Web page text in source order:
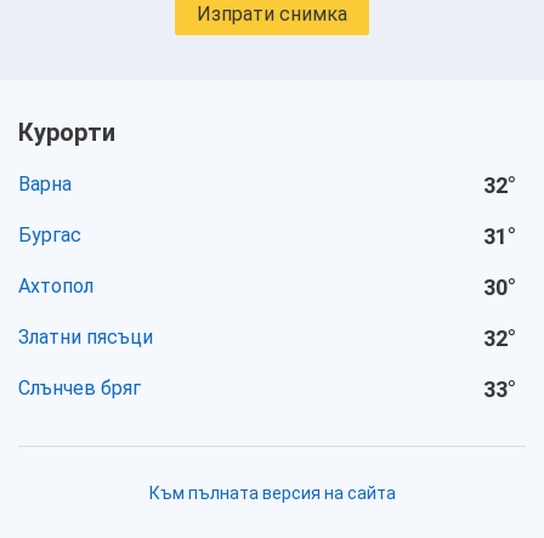
Изпрати снимка
Курорти
Варна 32°
Бургас 31°
Ахтопол 30°
Златни пясъци 32°
Слънчев бряг 33°
Към пълната версия на сайта